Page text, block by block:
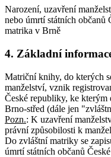
Narození, uzavření
nebo úmrtí státních
matrika v Brně
4. Základní
Matriční knihy, do kterých
manželství, vznik
České republiky, ke kterým
Brno-střed (dále jen
Pozn.: K uzavření
právní způsobilosti k
Do zvláštní matriky se
úmrtí státních občanů